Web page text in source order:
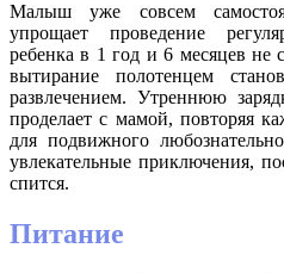
Малыш уже совсем
упрощает проведение
ребенка в 1 год и 6 месяцев не
вытирание полотенцем
развлечением. Утреннюю
проделает с мамой, повторяя
для подвижного
увлекательные приключения,
спится.
Питание